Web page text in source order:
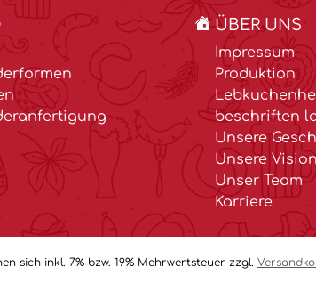
ÜBER UNS
Impressum
Produktion
beschriften
Unsere
Unsere
Unser Team
Karriere
sich inkl. 7% bzw. 19% Mehrwertsteuer zzgl.